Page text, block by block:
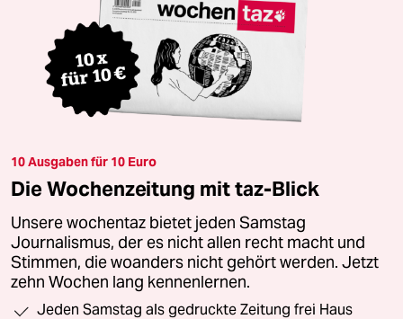
10 Ausgaben für 10 Euro
Die Wochenzeitung mit taz-Blick
Unsere wochentaz bietet jeden Samstag
Journalismus, der es nicht allen recht macht und
Stimmen, die woanders nicht gehört werden. Jetzt
zehn Wochen lang kennenlernen.
Jeden Samstag als gedruckte Zeitung frei Haus